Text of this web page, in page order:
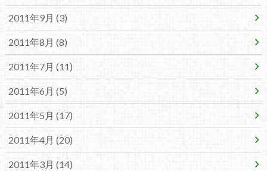
2011年9月 (3)
2011年8月 (8)
2011年7月 (11)
2011年6月 (5)
2011年5月 (17)
2011年4月 (20)
2011年3月 (14)